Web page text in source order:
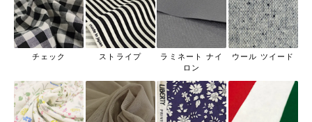
チェック ストライプ
ラミネート ナイ
ロン
ウール ツイード